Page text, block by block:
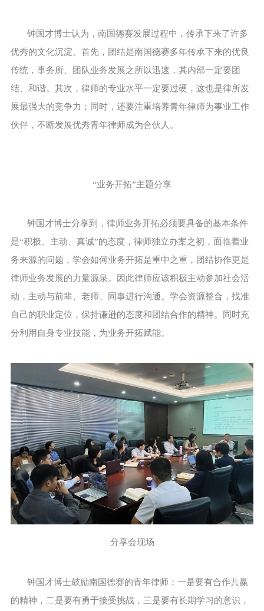
钟国才博士认为，南国德赛发展过程中，传承下来了许多
优秀的文化沉淀。首先，团结是南国德赛多年传承下来的优良
传统，事务所、团队业务发展之所以迅速，其内部一定要团
结、和谐。其次，律师的专业水平一定要过硬，这也是律所发
展最强大的竞争力；同时，还要注重培养青年律师为事业工作
伙伴，不断发展优秀青年律师成为合伙人。
“业务开拓”主题分享
钟国才博士分享到，律师业务开拓必须要具备的基本条件
是“积极、主动、真诚”的态度，律师独立办案之初，面临着业
务来源的问题，学会如何业务开拓是重中之重，团结协作更是
律师业务发展的力量源泉。因此律师应该积极主动参加社会活
动，主动与前辈、老师、同事进行沟通。学会资源整合，找准
自己的职业定位，保持谦逊的态度和团结合作的精神。同时充
分利用自身专业技能，为业务开拓赋能。
分享会现场
钟国才博士鼓励南国德赛的青年律师：一是要有合作共赢
的精神，二是要有勇于接受挑战，三是要有长期学习的意识，